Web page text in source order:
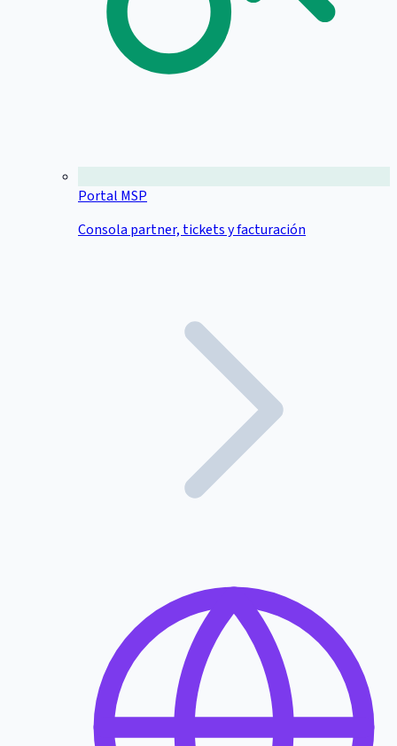
Portal MSP
Consola partner, tickets y facturación